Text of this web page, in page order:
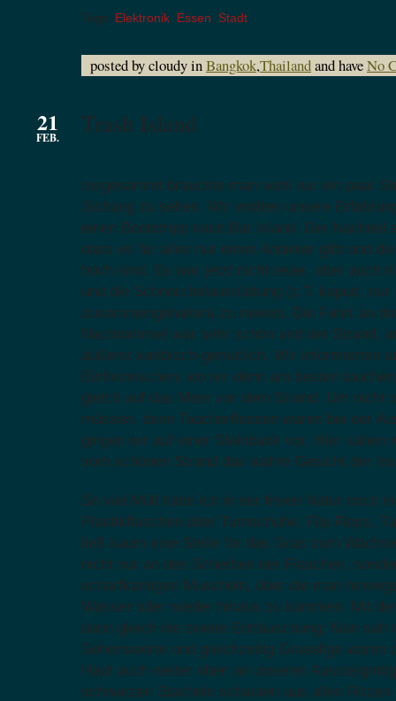
Tags: Elektronik Essen Stadt
posted by cloudy inBangkok,Thailandand haveNo
21
FEB. Trash Island
Insgesammt bräuchte man wohl nur ein paar
Sichang zu sehen. Wir wollten unsere
einen Bootstripp nach Bat Island. Der Nachteil
dass es für alles nur einen Anbieter gibt und
hoch sind. Es war jetzt nicht teuer, aber auch
und die Schnorchelausrüstung (z.T. kaputt, nur
zusammengehalten) zu mieten. Die Fahrt an
Nachbarinsel war sehr schön und der Strand,
äußerst karibisch-gemütlich. Wir informierten
Einheimischen, wo wir denn am besten
gleich auf das Meer vor dem Strand. Um nicht
müssen, denn Taucherflossen waren bei der
gingen wir auf einer Steinbank vor. Hier sahen
vom schönen Strand das wahre Gesicht der
So viel Müll habe ich in der freien Natur noch
Plastikflaschen über Turnschuhe, Flip Flops,
ließ kaum eine Stelle für das Gras zum
nicht nur an den Scherben der Flaschen,
scharfkantigen Muscheln, über die man
Wasser oder wieder hinaus zu kommen. Mit
dann gleich die zweite Enttäuschung: Man sah
Sehenswerte und gleichzeitig Gruselige waren
Hauf auch weiter oben an unseren
schwarzen Stacheln schauten aus allen